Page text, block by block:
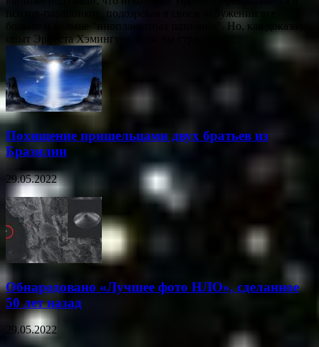
психов-параноиков, подозревая в своем окружении все
больше и больше "инопланетных шпионов". Но, как доказал
опыт Эрнеста Хэмингуэя, если вы страдаете…
Похищение пришельцами двух братьев из
Бразилии
29.05.2022
Обнародовано «Лучшее фото НЛО», сделанное
50 лет назад
29.05.2022